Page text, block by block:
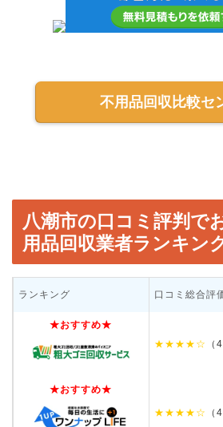
不用品回収比較セ
八潮市の口コミ評判で
用品回収業者ランキン
ランキング 口コミ総合評
★おすすめ★
★★★★☆
（
★おすすめ★
★★★★☆ （